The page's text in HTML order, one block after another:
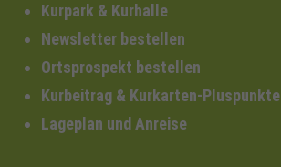
Kurpark & Kurhalle
Newsletter bestellen
Ortsprospekt bestellen
Kurbeitrag & Kurkarten-Pluspunkte
Lageplan und Anreise